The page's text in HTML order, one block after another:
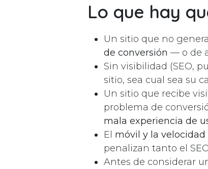
Lo que hay
Un sitio que no
de conversión — o de
Sin visibilidad (SEO,
sitio, sea cual sea su
Un sitio que recibe
problema de
mala experiencia de
El móvil y la velocidad
penalizan tanto el
Antes de considerar